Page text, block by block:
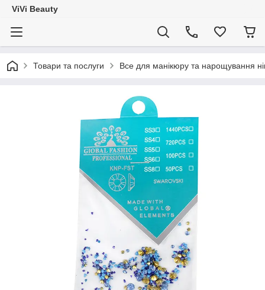
ViVi Beauty
Товари та послуги Все для манікюру та нарощування